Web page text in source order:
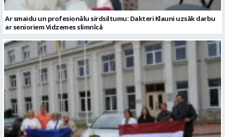
Ar smaidu un profesionālu sirdsiltumu: Dakteri Klauni uzsāk darbu
ar senioriem Vidzemes slimnīcā